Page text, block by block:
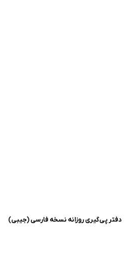
دفتر پی‌گیری روزانه نسخه‌ فارسی (جیبی)